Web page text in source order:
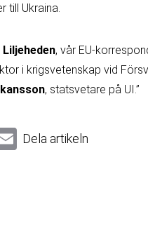
till Ukraina.
, vår EU-
i krigsvetenskap vid
, statsvetare på UI.”
Email
Dela artikeln